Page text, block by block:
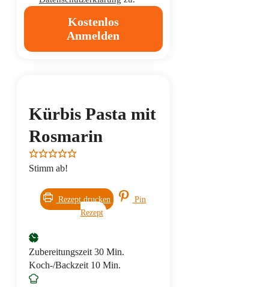
Kostenlos
Anmelden
Kürbis Pasta mit
Rosmarin
Stimm ab!
Rezept drucken
Pin
Rezept
Zubereitungszeit 30Minuten
Min.
Koch-/Backzeit 10Minuten
Min.